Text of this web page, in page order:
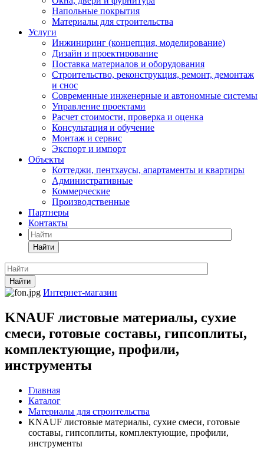
Напольные покрытия
Материалы для строительства
Услуги
Инжиниринг (концепция, моделирование)
Дизайн и проектирование
Поставка материалов и оборудования
Строительство, реконструкция, ремонт, демонтаж
и снос
Современные инженерные и автономные системы
Управление проектами
Расчет стоимости, проверка и оценка
Консультация и обучение
Монтаж и сервис
Экспорт и импорт
Объекты
Коттеджи, пентхаусы, апартаменты и квартиры
Административные
Коммерческие
Производственные
Партнеры
Контакты
Найти
Найти
Интернет-магазин
KNAUF листовые материалы, сухие
смеси, готовые составы, гипсоплиты,
комплектующие, профили,
инструменты
Главная
Каталог
Материалы для строительства
KNAUF листовые материалы, сухие смеси, готовые
составы, гипсоплиты, комплектующие, профили,
инструменты